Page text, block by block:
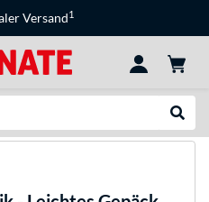
Versand1